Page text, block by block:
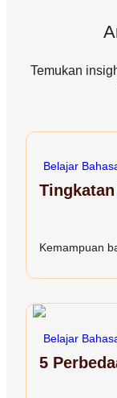
Temukan
Belajar
Kemampuan
Belajar
5